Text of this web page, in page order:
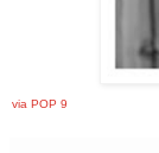
via POP 9